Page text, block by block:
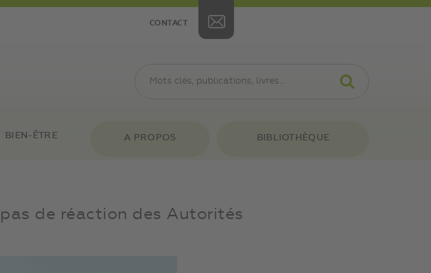
CONTACT
BIEN-ÊTRE A PROPOS BIBLIOTHÈQUE
de réaction des Autorités